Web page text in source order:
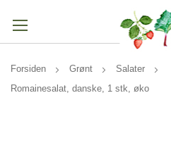
Forsiden Grønt
Salater
Romainesalat, danske, 1 stk, øko